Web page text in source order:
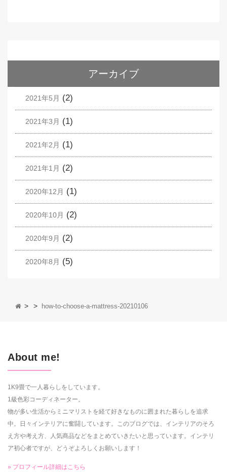
アーカイブ
2021年5月 (2)
2021年3月 (1)
2021年2月 (1)
2021年1月 (2)
2020年12月 (1)
2020年10月 (2)
2020年9月 (2)
2020年8月 (5)
> > how-to-choose-a-mattress-20210106
About me!
1K9畳で一人暮らしをしています。
1級色彩コーディネーター。
物が多い生活からミニマリストを経て好きなものに囲まれた暮らしを追求
中。日々インテリアに奮闘しています。このブログでは、インテリアのそろ
え方や考え方、人気商品などをまとめていきたいと思っています。インテリ
ア初心者ですが、どうぞよろしくお願いします！
» プロフィール詳細はこちら